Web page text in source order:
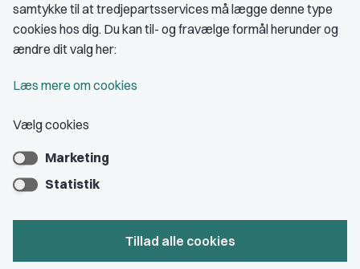
Fordele som medlem
Kontingent
Bliv medlem
samtykke til at tredjepartsservices må lægge denne type
cookies hos dig. Du kan til- og fravælge formål herunder og
ændre dit valg her:
Læs mere om cookies
Vælg cookies
Marketing
Statistik
Tillad alle cookies